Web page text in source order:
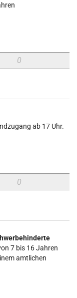
ab 17 Uhr.
7 bis 16 Jahren
amtlichen